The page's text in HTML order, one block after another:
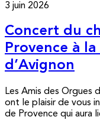
3 juin 2026
Concert du
Provence à
d’Avignon
Les Amis des Orgues
ont le plaisir de vous
de Provence qui aura